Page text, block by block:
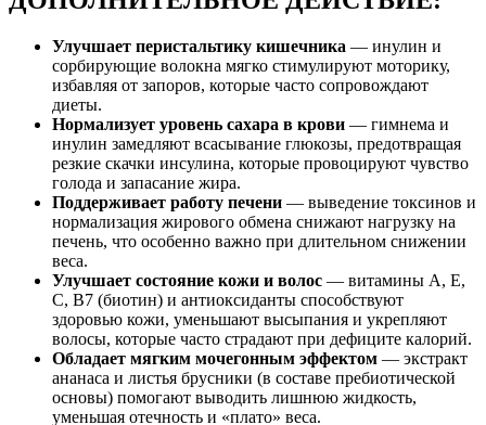
Улучшает перистальтику кишечника — инулин и
сорбирующие волокна мягко стимулируют моторику,
избавляя от запоров, которые часто сопровождают
диеты.
Нормализует уровень сахара в крови — гимнема и
инулин замедляют всасывание глюкозы, предотвращая
резкие скачки инсулина, которые провоцируют чувство
голода и запасание жира.
Поддерживает работу печени — выведение токсинов и
нормализация жирового обмена снижают нагрузку на
печень, что особенно важно при длительном снижении
веса.
Улучшает состояние кожи и волос — витамины A, E,
C, B7 (биотин) и антиоксиданты способствуют
здоровью кожи, уменьшают высыпания и укрепляют
волосы, которые часто страдают при дефиците калорий.
Обладает мягким мочегонным эффектом — экстракт
ананаса и листья брусники (в составе пребиотической
основы) помогают выводить лишнюю жидкость,
уменьшая отечность и «плато» веса.